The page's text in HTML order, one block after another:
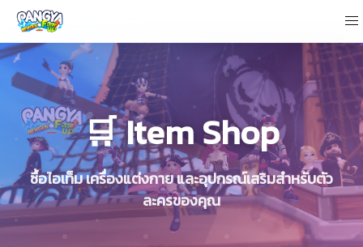
🛒 Item Shop
ซื้อไอเท็ม เครื่องแต่งกาย และอุปกรณ์เสริมสำหรับตัว
ละครของคุณ